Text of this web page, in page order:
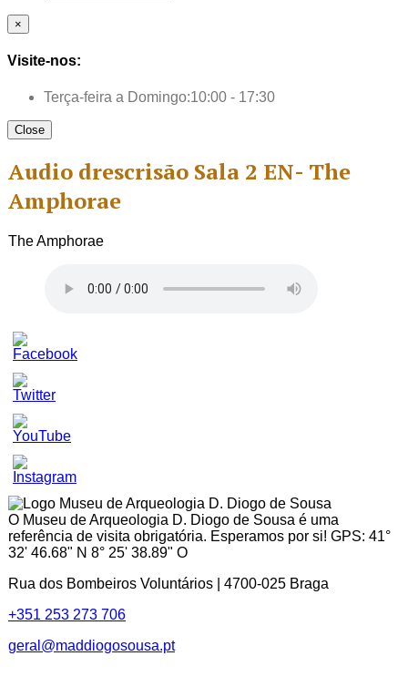
×
Visite-nos:
Terça-feira a Domingo:10:00 - 17:30
Close
Audio drescrisão Sala 2 EN- The
Amphorae
The Amphorae
Set
Youtube
Channel
ID
O Museu de Arqueologia D. Diogo de Sousa é uma
referência de visita obrigatória. Esperamos por si! GPS: 41°
32' 46.68" N 8° 25' 38.89" O
Rua dos Bombeiros Voluntários | 4700-025 Braga
+351 253 273 706
geral@maddiogosousa.pt